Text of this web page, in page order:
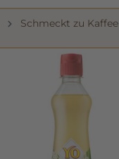
Schmeckt zu Kaffee